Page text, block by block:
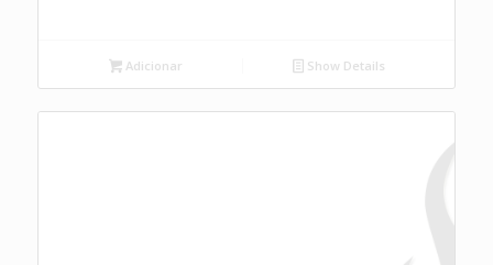
Adicionar Show Details